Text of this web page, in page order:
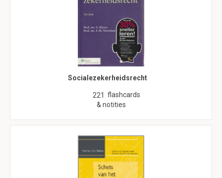
Socialezekerheidsrecht
221 flashcards
& notities